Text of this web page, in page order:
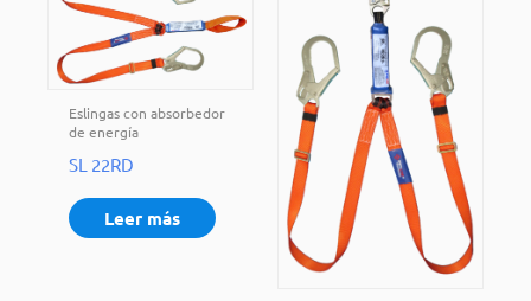
Eslingas con absorbedor
de energía
SL 22RD
Leer más